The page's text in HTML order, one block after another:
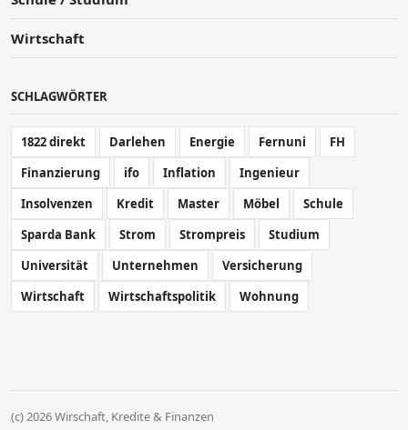
Wirtschaft
SCHLAGWÖRTER
1822 direkt Darlehen Energie Fernuni
FH
Finanzierung
ifo Inflation
Ingenieur
Insolvenzen
Kredit Master Möbel
Schule
Sparda Bank
Strom Strompreis
Studium
Universität
Unternehmen
Versicherung
Wirtschaft
Wirtschaftspolitik Wohnung
(c) 2026 Wirschaft, Kredite & Finanzen